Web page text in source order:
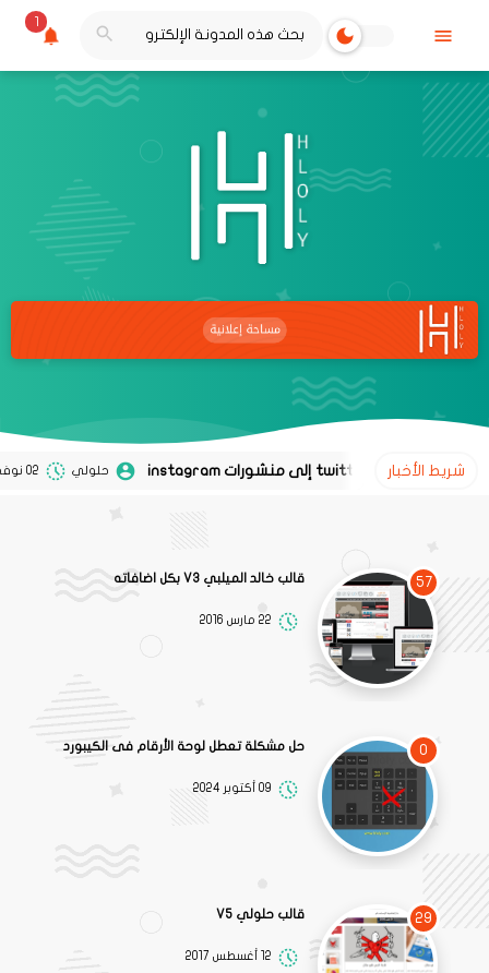
1
شريط الأخبار حلولي 02 نوفمبر 2020
57 قالب خالد الميلبي V3 بكل اضافاته
22 مارس 2016
0 حل مشكلة تعطل لوحة الأرقام فى الكيبورد
09 أكتوبر 2024
29 قالب حلولي V5
12 أغسطس 2017